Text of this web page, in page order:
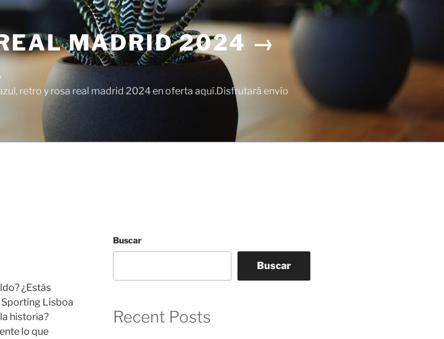
MADRID 2024 →
retro y rosa real madrid 2024 en oferta aquí.Disfrutará envío
¿Estás
Lisboa
historia?
lo que
Buscar
Buscar
Recent Posts